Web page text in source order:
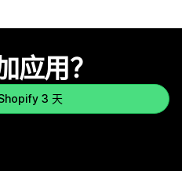
应用？
3 天